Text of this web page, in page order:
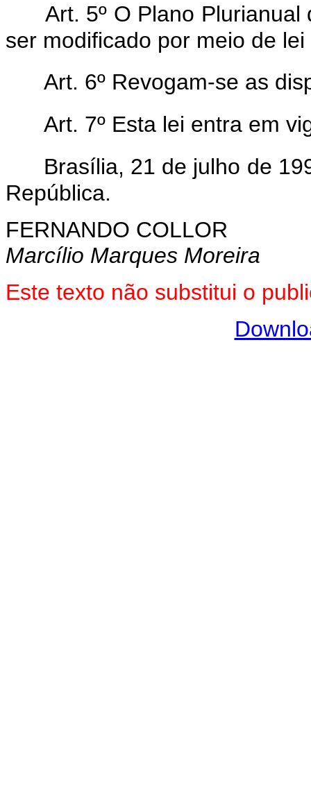
Art. 5º O Plano
ser modificado por meio de
Art. 6º Revogam-se as
Art. 7º Esta lei entra em
Brasília, 21 de julho de
República.
FERNANDO COLLOR
Marcílio Marques Moreira
Este texto não substitui o